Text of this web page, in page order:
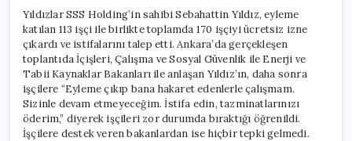
Yıldızlar SSS Holding’in sahibi Sebahattin Yıldız, eyleme
katılan 113 işçi ile birlikte toplamda 170 işçiyi ücretsiz izne
çıkardı ve istifalarını talep etti. Ankara’da gerçekleşen
toplantıda İçişleri, Çalışma ve Sosyal Güvenlik ile Enerji ve
Tabii Kaynaklar Bakanları ile anlaşan Yıldız’ın, daha sonra
işçilere “Eyleme çıkıp bana hakaret edenlerle çalışmam.
Sizinle devam etmeyeceğim. İstifa edin, tazminatlarınızı
öderim,” diyerek işçileri zor durumda bıraktığı öğrenildi.
İşçilere destek veren bakanlardan ise hiçbir tepki gelmedi.